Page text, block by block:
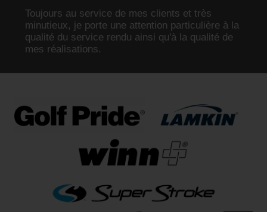
Toujours au service de mes clients et très
minutieux, je porte une attention particulière à la
qualité du service rendu ainsi qu'à la qualité de
mes réalisations.